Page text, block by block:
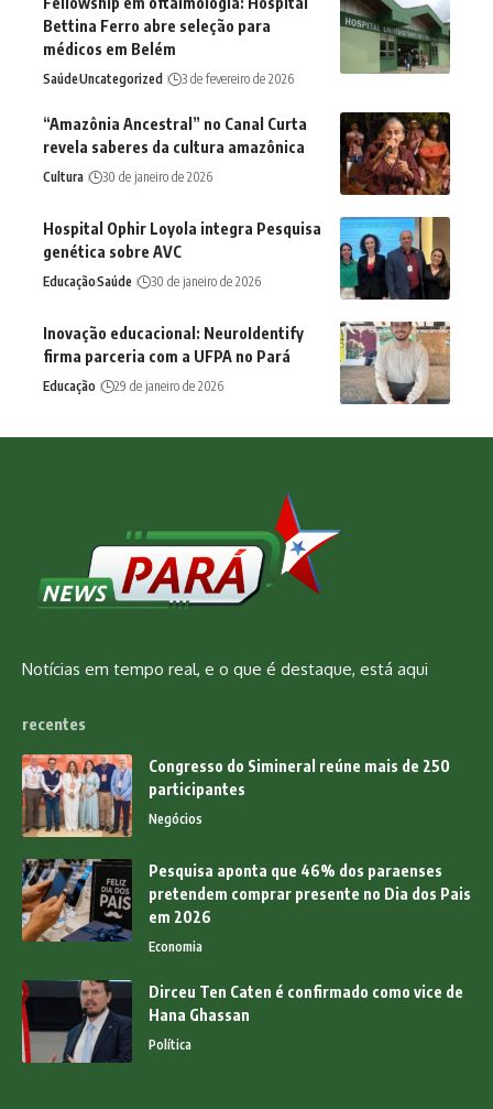
Bettina Ferro abre seleção para
médicos em Belém
SaúdeUncategorized 3 de fevereiro de 2026
“Amazônia Ancestral” no Canal Curta
revela saberes da cultura amazônica
Cultura 30 de janeiro de 2026
Hospital Ophir Loyola integra Pesquisa
genética sobre AVC
EducaçãoSaúde 30 de janeiro de 2026
Inovação educacional: NeuroIdentify
firma parceria com a UFPA no Pará
Educação 29 de janeiro de 2026
Notícias em tempo real, e o que é destaque, está aqui
recentes
Congresso do Simineral reúne mais de 250
participantes
Negócios
Pesquisa aponta que 46% dos paraenses
pretendem comprar presente no Dia dos Pais
em 2026
Economia
Dirceu Ten Caten é confirmado como vice de
Hana Ghassan
Política